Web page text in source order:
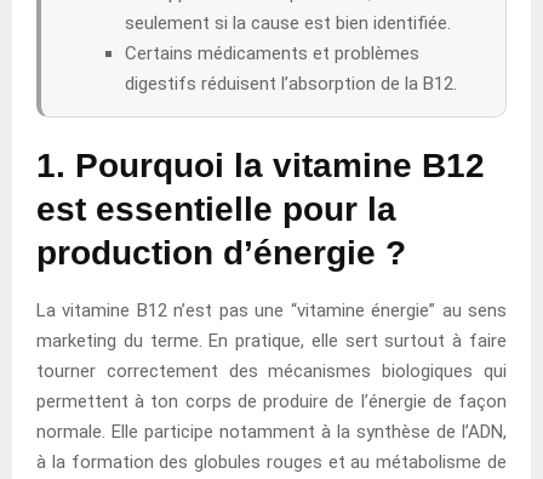
seulement si la cause est bien identifiée.
Certains médicaments et problèmes
digestifs réduisent l’absorption de la B12.
1. Pourquoi la vitamine B12
est essentielle pour la
production d’énergie ?
La vitamine B12 n’est pas une “vitamine énergie” au sens
marketing du terme. En pratique, elle sert surtout à faire
tourner correctement des mécanismes biologiques qui
permettent à ton corps de produire de l’énergie de façon
normale. Elle participe notamment à la synthèse de l’ADN,
à la formation des globules rouges et au métabolisme de